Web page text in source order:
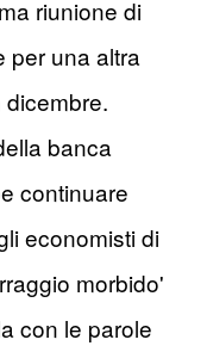
riunione di
per una altra
banca
continuare
economisti di
morbido'
con le parole